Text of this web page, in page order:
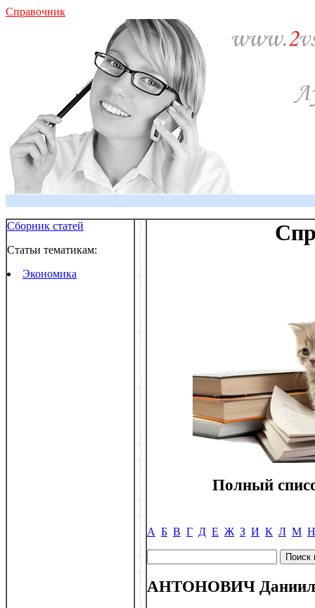
Справочник
Сборник статей
Статьи тематикам:
Экономика
Полный
А Б В Г Д Е Ж З И К Л М Н
АНТОНОВИЧ Даниил